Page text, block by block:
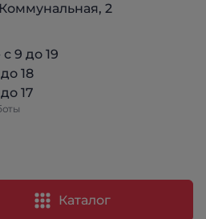
2
9 до 19
18
17
Каталог